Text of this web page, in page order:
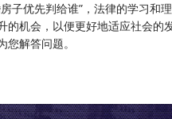
子优先判给谁”，法律的学习和
机会，以便更好地适应社会的
解答问题。